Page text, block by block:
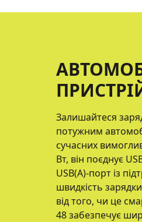
Залишайтеся
потужним
сучасних
Вт, він поєднує
USB(A)-порт із
швидкість
від того, чи це
48 забезпечує